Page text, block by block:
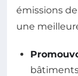
émissions
une